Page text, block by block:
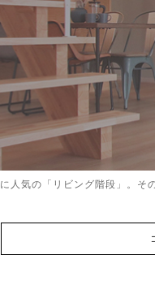
人気の「リビング階段」。そ